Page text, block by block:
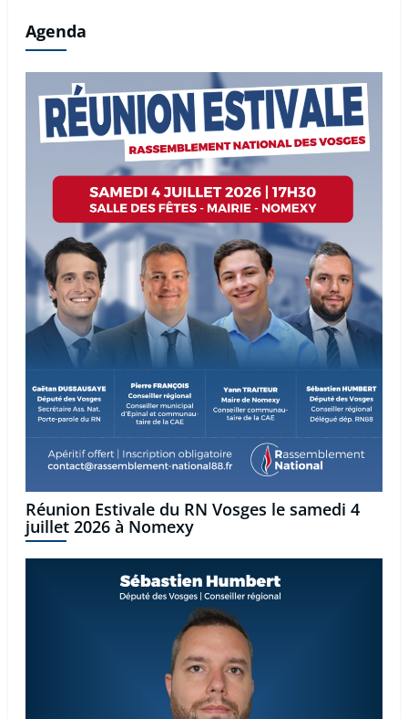
Agenda
Réunion Estivale du RN Vosges le samedi 4
juillet 2026 à Nomexy